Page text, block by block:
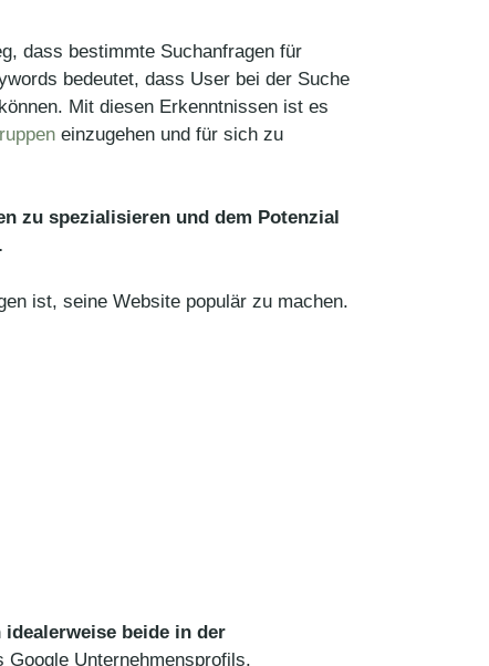
dass bestimmte Suchanfragen für
bedeutet, dass User bei der Suche
Mit diesen Erkenntnissen ist es
einzugehen und für sich zu
zu spezialisieren und dem Potenzial
ist, seine Website populär zu machen.
beide in der
Unternehmensprofils.